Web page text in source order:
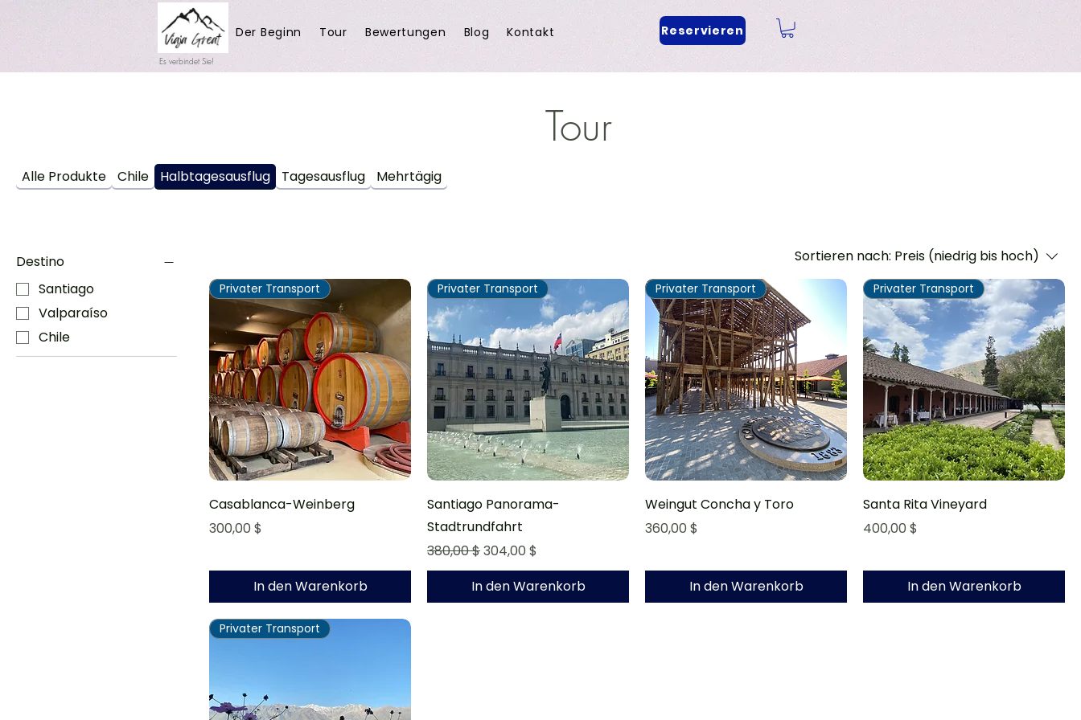
Der Beginn Tour Bewertungen Blog Kontakt Reservieren
Es verbindet Sie!
Tour
Alle Produkte Chile Halbtagesausflug Tagesausflug Mehrtägig
Destino
Santiago
Valparaíso
Chile
Sortieren nach: Preis (niedrig bis hoch)
Privater Transport
Casablanca-Weinberg
Preis
300,00 $
In den Warenkorb
Privater Transport
Santiago Panorama-
Stadtrundfahrt
Standardpreis
380,00 $Sale-Preis
304,00 $
In den Warenkorb
Privater Transport
Weingut Concha y Toro
Preis
360,00 $
In den Warenkorb
Privater Transport
Santa Rita Vineyard
Preis
400,00 $
In den Warenkorb
Privater Transport